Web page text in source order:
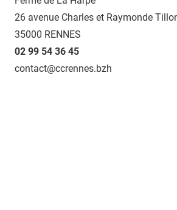
26 avenue Charles et Raymonde
35000 RENNES
02 99 54 36 45
contact@ccrennes.bzh